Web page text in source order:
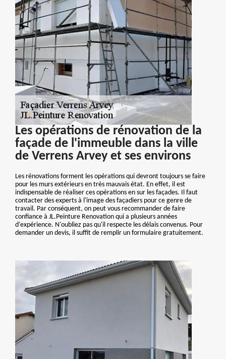
Les opérations de rénovation de la
façade de l'immeuble dans la ville
de Verrens Arvey et ses environs
Les rénovations forment les opérations qui devront toujours se faire
pour les murs extérieurs en très mauvais état. En effet, il est
indispensable de réaliser ces opérations en sur les façades. Il faut
contacter des experts à l'image des façadiers pour ce genre de
travail. Par conséquent, on peut vous recommander de faire
confiance à JL.Peinture Renovation qui a plusieurs années
d'expérience. N'oubliez pas qu'il respecte les délais convenus. Pour
demander un devis, il suffit de remplir un formulaire gratuitement.